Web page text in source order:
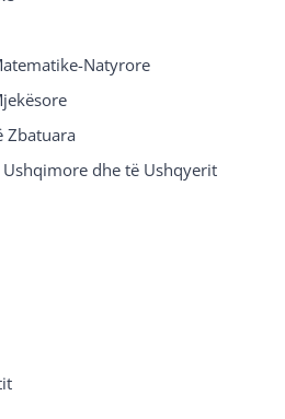
Natyrore
Zbatuara
dhe të Ushqyerit